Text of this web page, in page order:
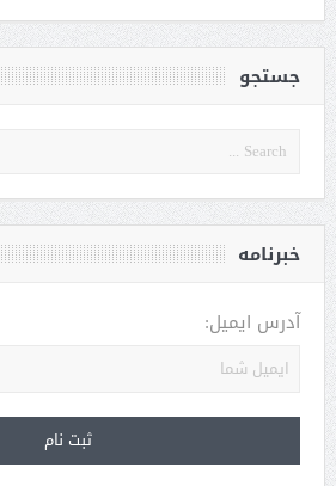
جستجو
خبرنامه
آدرس ایمیل: